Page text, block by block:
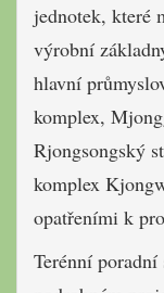
jednotek, které
výrobní
hlavní
komplex,
Rjongsongský
komplex
opatřeními k
Terénní